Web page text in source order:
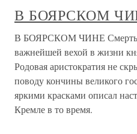
В БОЯРСКОМ
В БОЯРСКОМ ЧИНЕ Смерть
важнейшей вехой в жизни
Родовая аристократия не
поводу кончины великого
яркими красками описал
Кремле в то время.